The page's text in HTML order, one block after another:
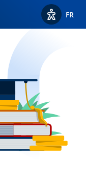
Afficher
FR